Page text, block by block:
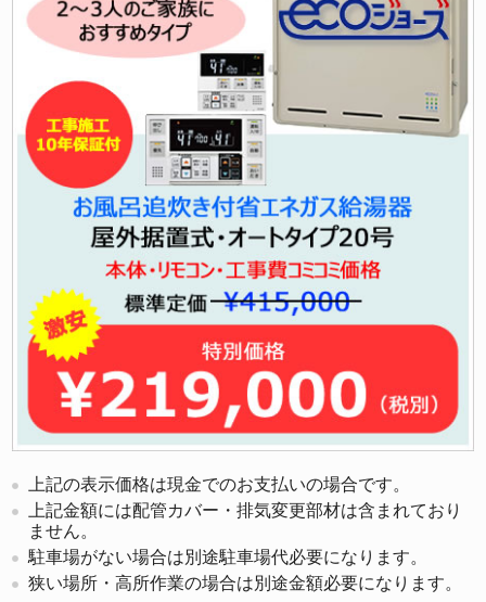
上記の表示価格は現金でのお支払いの場合です。
上記金額には配管カバー・排気変更部材は含まれており
ません。
駐車場がない場合は別途駐車場代必要になります。
狭い場所・高所作業の場合は別途金額必要になります。